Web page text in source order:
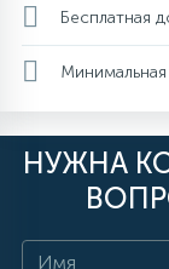
Бесплатная
НУЖНА